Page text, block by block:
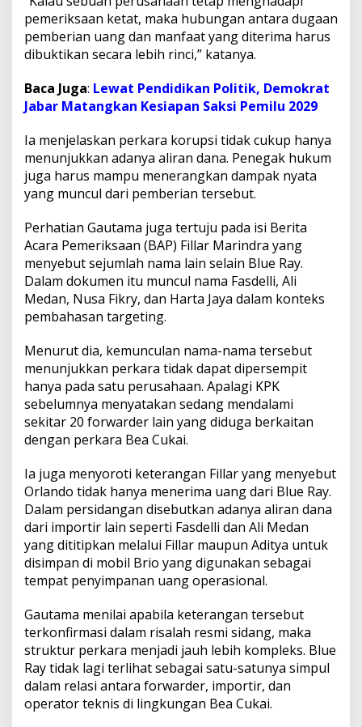
pemeriksaan ketat, maka hubungan antara dugaan
pemberian uang dan manfaat yang diterima harus
dibuktikan secara lebih rinci,” katanya.
Baca Juga: Lewat Pendidikan Politik, Demokrat
Jabar Matangkan Kesiapan Saksi Pemilu 2029
Ia menjelaskan perkara korupsi tidak cukup hanya
menunjukkan adanya aliran dana. Penegak hukum
juga harus mampu menerangkan dampak nyata
yang muncul dari pemberian tersebut.
Perhatian Gautama juga tertuju pada isi Berita
Acara Pemeriksaan (BAP) Fillar Marindra yang
menyebut sejumlah nama lain selain Blue Ray.
Dalam dokumen itu muncul nama Fasdelli, Ali
Medan, Nusa Fikry, dan Harta Jaya dalam konteks
pembahasan targeting.
Menurut dia, kemunculan nama-nama tersebut
menunjukkan perkara tidak dapat dipersempit
hanya pada satu perusahaan. Apalagi KPK
sebelumnya menyatakan sedang mendalami
sekitar 20 forwarder lain yang diduga berkaitan
dengan perkara Bea Cukai.
Ia juga menyoroti keterangan Fillar yang menyebut
Orlando tidak hanya menerima uang dari Blue Ray.
Dalam persidangan disebutkan adanya aliran dana
dari importir lain seperti Fasdelli dan Ali Medan
yang dititipkan melalui Fillar maupun Aditya untuk
disimpan di mobil Brio yang digunakan sebagai
tempat penyimpanan uang operasional.
Gautama menilai apabila keterangan tersebut
terkonfirmasi dalam risalah resmi sidang, maka
struktur perkara menjadi jauh lebih kompleks. Blue
Ray tidak lagi terlihat sebagai satu-satunya simpul
dalam relasi antara forwarder, importir, dan
operator teknis di lingkungan Bea Cukai.